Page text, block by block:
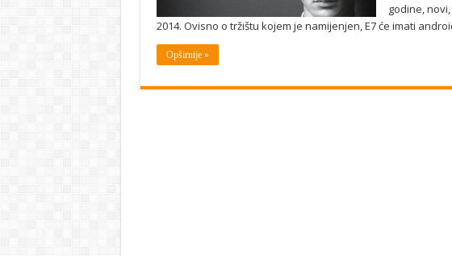
godine,
2014. Ovisno o tržištu kojem je namijenjen, E7 će imati
Opširnije »